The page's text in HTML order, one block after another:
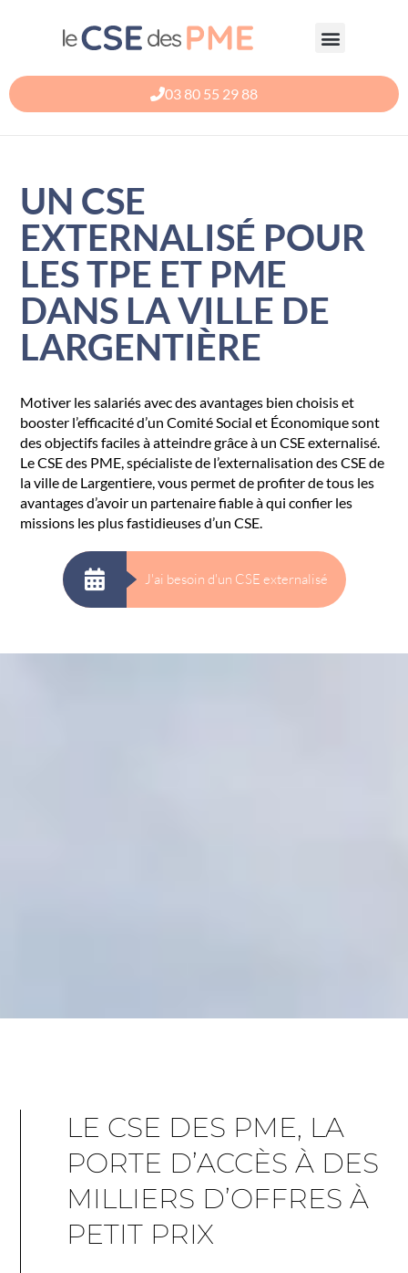
03 80 55 29 88
UN CSE
EXTERNALISÉ POUR
LES TPE ET PME
DANS LA VILLE DE
LARGENTIÈRE
Motiver les salariés avec des avantages bien choisis et
booster l’efficacité d’un Comité Social et Économique sont
des objectifs faciles à atteindre grâce à un CSE externalisé.
Le CSE des PME, spécialiste de l’externalisation des CSE de
la ville de Largentiere, vous permet de profiter de tous les
avantages d’avoir un partenaire fiable à qui confier les
missions les plus fastidieuses d’un CSE.
J'ai besoin d'un CSE externalisé
LE CSE DES PME, LA
PORTE D’ACCÈS À DES
MILLIERS D’OFFRES À
PETIT PRIX